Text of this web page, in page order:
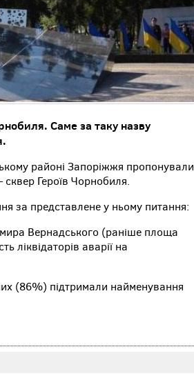
Саме за таку назву
районі Запоріжжя пропонували
сквер Героїв Чорнобиля.
за представлене у ньому питання:
Вернадського (раніше площа
ліквідаторів аварії на
(86%) підтримали найменування